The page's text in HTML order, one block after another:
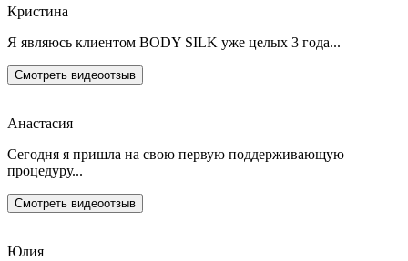
Кристина
Я являюсь клиентом BODY SILK уже целых 3 года...
Смотреть видеоотзыв
Анастасия
Сегодня я пришла на свою первую поддерживающую
процедуру...
Смотреть видеоотзыв
Юлия